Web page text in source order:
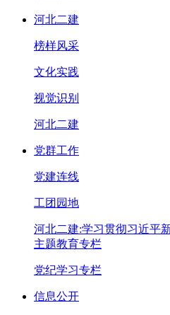
河北二建
榜样风采
文化实践
视觉识别
河北二建
党群工作
党建连线
工团园地
河北二建:学习贯彻习近平
主题教育专栏
党纪学习专栏
信息公开